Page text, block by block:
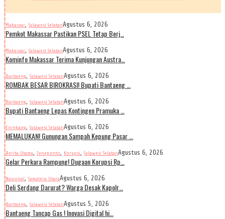
Makassar, Sulawesi SelatanAgustus 6, 2026
Pemkot Makassar Pastikan PSEL Tetap Berj…
Makassar, Sulawesi SelatanAgustus 6, 2026
Kominfo Makassar Terima Kunjungan Austra…
Bantaeng, Sulawesi SelatanAgustus 6, 2026
ROMBAK BESAR BIROKRASI! Bupati Bantaeng …
Bantaeng, Sulawesi SelatanAgustus 6, 2026
Bupati Bantaeng Lepas Kontingen Pramuka …
Enrekang, Sulawesi SelatanAgustus 6, 2026
MEMALUKAN! Gunungan Sampah Kepung Pasar …
Berita Utama, Jeneponto, Korupsi, Sulawesi SelatanAgustus 6, 2026
Gelar Perkara Rampung! Dugaan Korupsi Rp…
Nasional, Sumatera UtaraAgustus 6, 2026
Deli Serdang Darurat? Warga Desak Kapolr…
Bantaeng, Sulawesi SelatanAgustus 5, 2026
Bantaeng Tancap Gas ! Inovasi Digital hi…